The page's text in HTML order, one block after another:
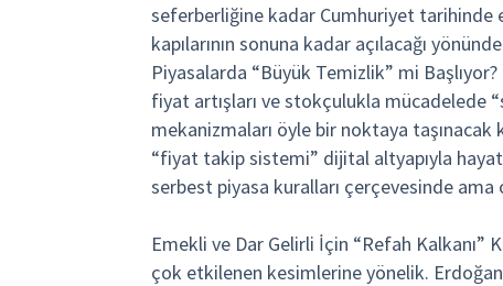
seferberliğine kadar Cumhuriyet tarihinde
kapılarının sonuna kadar açılacağı
Piyasalarda “Büyük Temizlik” mi
fiyat artışları ve stokçulukla mücadelede
mekanizmaları öyle bir noktaya
“fiyat takip sistemi” dijital altyapıyla
serbest piyasa kuralları çerçevesinde
Emekli ve Dar Gelirli İçin “Refah Kalkanı”
çok etkilenen kesimlerine yönelik.